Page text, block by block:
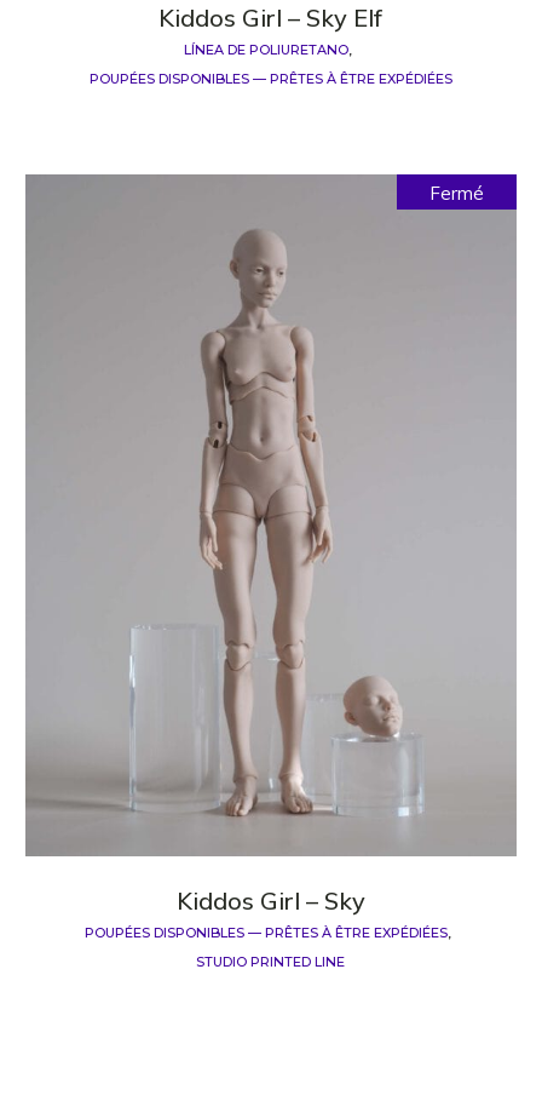
Kiddos Girl – Sky Elf
LÍNEA DE POLIURETANO
POUPÉES DISPONIBLES — PRÊTES À ÊTRE EXPÉDIÉES
Fermé
Kiddos Girl – Sky
POUPÉES DISPONIBLES — PRÊTES À ÊTRE EXPÉDIÉES
STUDIO PRINTED LINE